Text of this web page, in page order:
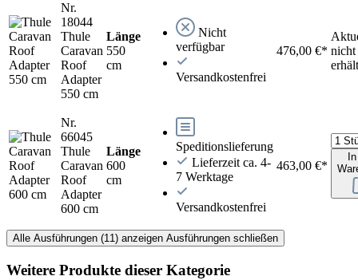
Nr.
18044
Thule
Caravan
Roof
Adapter
550 cm
Länge
550
cm
Nicht
verfügbar
Versandkostenfrei
476,00 €* nicht
Nr.
66045
Thule
Caravan
Roof
Adapter
600 cm
Länge
600
cm
Speditionslieferung
Lieferzeit ca. 4-
7 Werktage
Versandkostenfrei
463,00 €*
Alle Ausführungen (11) anzeigen Ausführungen schließen
Weitere Produkte dieser Kategorie